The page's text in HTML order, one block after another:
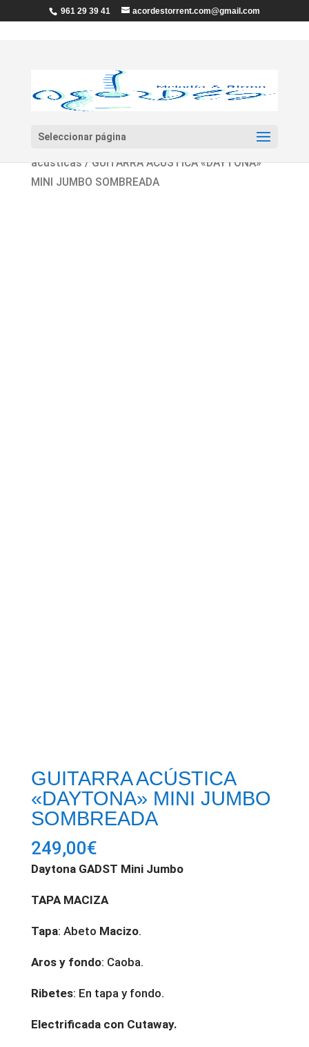
961 29 39 41 acordestorrent.com@gmail.com
Seleccionar página
Inicio/Guitarras y Bajos
acústicas/ GUITARRA ACÚSTICA «DAYTONA»
MINI JUMBO SOMBREADA
GUITARRA ACÚSTICA
«DAYTONA» MINI JUMBO
SOMBREADA
249,00€
Daytona GADST Mini Jumbo
TAPA MACIZA
Tapa: Abeto Macizo.
Aros y fondo: Caoba.
Ribetes: En tapa y fondo.
Electrificada con Cutaway.